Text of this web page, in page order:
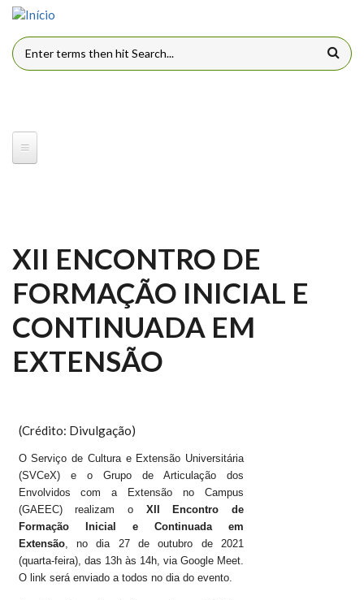
Pular para o conteúdo principal
FORMULÁRIO DE BUSCA
XII ENCONTRO DE
FORMAÇÃO INICIAL E
CONTINUADA EM
EXTENSÃO
(Crédito: Divulgação)
O Serviço de Cultura e Extensão Universitária
(SVCeX) e o Grupo de Articulação dos
Envolvidos com a Extensão no Campus
(GAEEC) realizam o XII Encontro de
Formação Inicial e Continuada em
Extensão, no dia 27 de outubro de 2021
(quarta-feira), das 13h às 14h, via Google Meet.
O link será enviado a todos no dia do evento.